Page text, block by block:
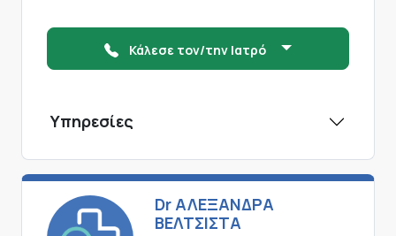
Κάλεσε τον/την Ιατρό
Υπηρεσίες
Dr ΑΛΕΞΑΝΔΡΑ
ΒΕΛΤΣΙΣΤΑ